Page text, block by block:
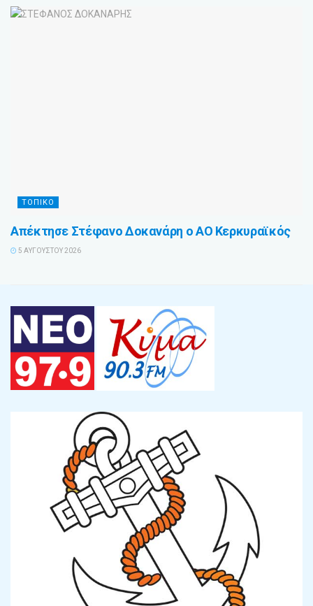
ΤΟΠΙΚΟ
Απέκτησε Στέφανο Δοκανάρη ο ΑΟ Κερκυραϊκός
5 ΑΥΓΟΎΣΤΟΥ 2026